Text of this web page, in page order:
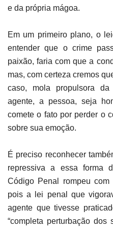
e da própria mágoa.
Em um primeiro plano, o
entender que o crime
paixão, faria com que a
mas, com certeza cremos
caso, mola propulsora
agente, a pessoa, seja
comete o fato por perder o
sobre sua emoção.
É preciso reconhecer
repressiva a essa forma
Código Penal rompeu com
pois a lei penal que
agente que tivesse
“completa perturbação